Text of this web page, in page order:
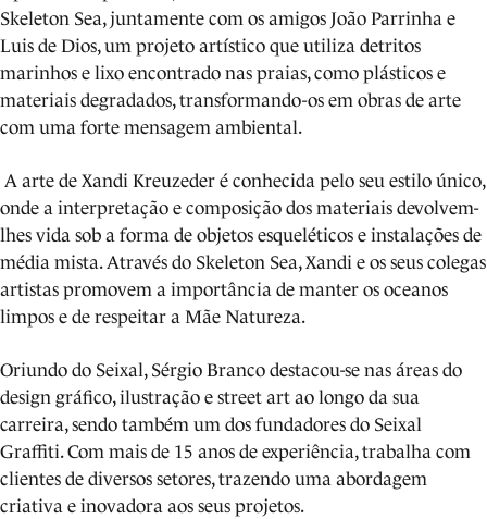
Skeleton Sea, juntamente com os amigos João Parrinha e
Luis de Dios, um projeto artístico que utiliza detritos
marinhos e lixo encontrado nas praias, como plásticos e
materiais degradados, transformando-os em obras de arte
com uma forte mensagem ambiental.
A arte de Xandi Kreuzeder é conhecida pelo seu estilo único,
onde a interpretação e composição dos materiais devolvem-
lhes vida sob a forma de objetos esqueléticos e instalações de
média mista. Através do Skeleton Sea, Xandi e os seus colegas
artistas promovem a importância de manter os oceanos
limpos e de respeitar a Mãe Natureza.
Oriundo do Seixal, Sérgio Branco destacou-se nas áreas do
design gráfico, ilustração e street art ao longo da sua
carreira, sendo também um dos fundadores do Seixal
Graffiti. Com mais de 15 anos de experiência, trabalha com
clientes de diversos setores, trazendo uma abordagem
criativa e inovadora aos seus projetos.